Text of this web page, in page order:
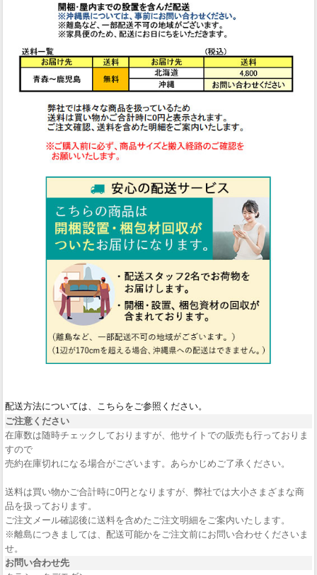
配送方法については、こちらをご参照ください。
ご注意ください
在庫数は随時チェックしておりますが、他サイトでの販売も行っておりま
すので
売約在庫切れになる場合がございます。あらかじめご了承ください。
送料は買い物かご合計時に0円となりますが、弊社では大小さまざまな商
品を扱っております。
ご注文メール確認後に送料を含めたご注文明細をご案内いたします。
※離島につきましては、配送可能かをご注文前にお問い合わせくださいま
せ。
お問い合わせ先